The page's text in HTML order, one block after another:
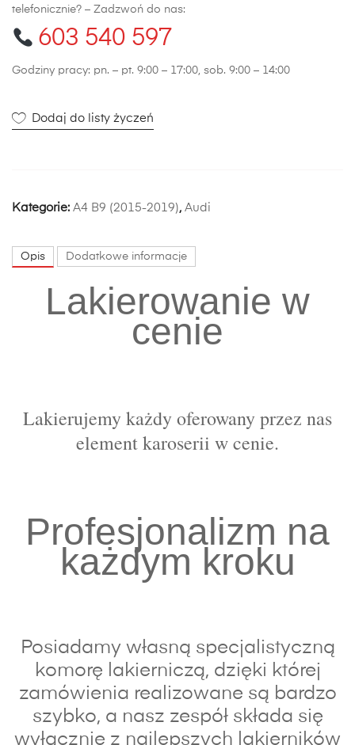
telefonicznie? – Zadzwoń do nas:
603 540 597
Godziny pracy: pn. – pt. 9:00 – 17:00, sob. 9:00 – 14:00
Dodaj do listy życzeń
Kategorie: A4 B9 (2015-2019), Audi
Opis Dodatkowe informacje
Lakierowanie w
cenie
Lakierujemy każdy oferowany przez nas
element karoserii w cenie.
Profesjonalizm na
każdym kroku
Posiadamy własną specjalistyczną
komorę lakierniczą, dzięki której
zamówienia realizowane są bardzo
szybko, a nasz zespół składa się
wyłącznie z najlepszych lakierników